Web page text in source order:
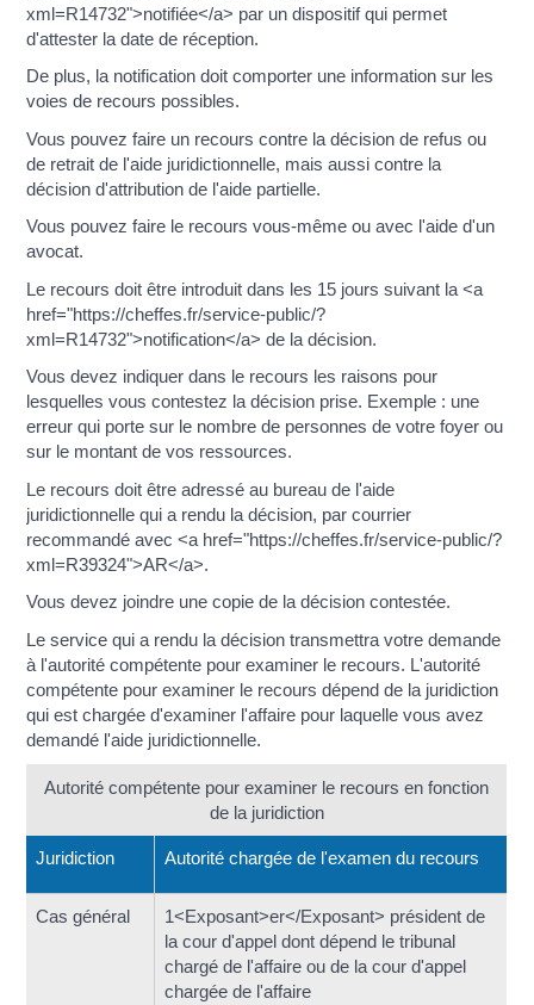
xml=R14732">notifiée</a> par un dispositif qui permet
d'attester la date de réception.
De plus, la notification doit comporter une information sur les
voies de recours possibles.
Vous pouvez faire un recours contre la décision de refus ou
de retrait de l'aide juridictionnelle, mais aussi contre la
décision d'attribution de l'aide partielle.
Vous pouvez faire le recours vous-même ou avec l'aide d'un
avocat.
Le recours doit être introduit dans les 15 jours suivant la <a
href="https://cheffes.fr/service-public/?
xml=R14732">notification</a> de la décision.
Vous devez indiquer dans le recours les raisons pour
lesquelles vous contestez la décision prise. Exemple : une
erreur qui porte sur le nombre de personnes de votre foyer ou
sur le montant de vos ressources.
Le recours doit être adressé au bureau de l'aide
juridictionnelle qui a rendu la décision, par courrier
recommandé avec <a href="https://cheffes.fr/service-public/?
xml=R39324">AR</a>.
Vous devez joindre une copie de la décision contestée.
Le service qui a rendu la décision transmettra votre demande
à l'autorité compétente pour examiner le recours. L'autorité
compétente pour examiner le recours dépend de la juridiction
qui est chargée d'examiner l'affaire pour laquelle vous avez
demandé l'aide juridictionnelle.
Autorité compétente pour examiner le recours en fonction
de la juridiction
Juridiction Autorité chargée de l'examen du recours
Cas général
1<Exposant>er</Exposant> président de
la cour d'appel dont dépend le tribunal
chargé de l'affaire ou de la cour d'appel
chargée de l'affaire